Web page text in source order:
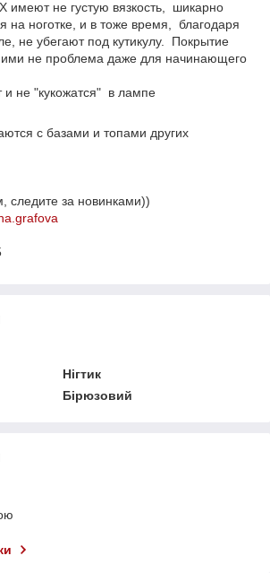
имеют не густую вязкость, шикарно
на ноготке, и в тоже время, благодаря
не убегают под кутикулу. Покрытие
ними не проблема даже для начинающего
и не "кукожатся" в лампе
с базами и топами других
следите за новинками))
Нігтик
Бірюзовий